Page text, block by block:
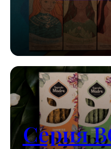
Серия